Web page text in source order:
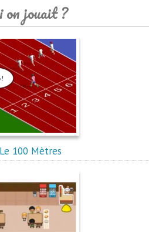
jouait ?
100 Mètres